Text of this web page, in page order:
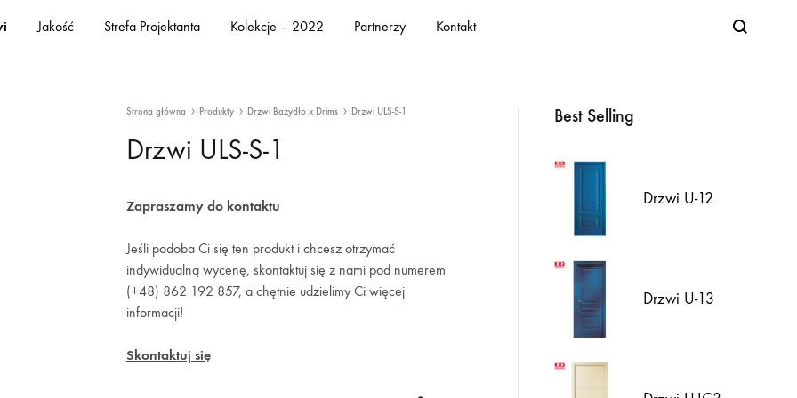
Jakość Strefa Projektanta Kolekcje – 2022 Partnerzy Kontakt Search
Strona główna Produkty Drzwi Bazydło x Drims Drzwi ULS-S-1
Drzwi ULS-S-1
Zapraszamy do kontaktu
Jeśli podoba Ci się ten produkt i chcesz otrzymać
indywidualną wycenę, skontaktuj się z nami pod numerem
(+48) 862 192 857, a chętnie udzielimy Ci więcej
informacji!
Skontaktuj się
Best Selling
Drzwi U-12
Drzwi U-13